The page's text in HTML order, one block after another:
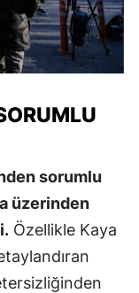
sorumlu
üzerinden
Özellikle Kaya